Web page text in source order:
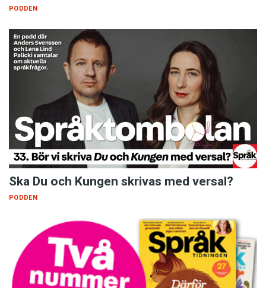
PODDEN
Ska Du och Kungen skrivas med versal?
PODDEN